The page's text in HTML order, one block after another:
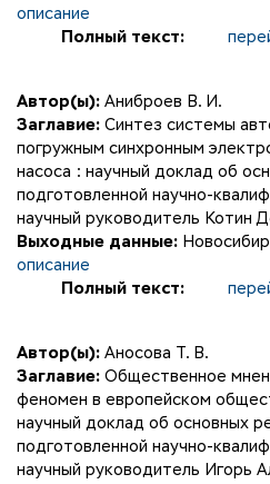
описание
Полный текст:
Автор(ы): Аниброев В. И.
Заглавие: Синтез системы
погружным синхронным
насоса : научный доклад об
подготовленной научно-
научный руководитель Котин
Выходные данные:
описание
Полный текст:
Автор(ы): Аносова Т. В.
Заглавие: Общественное
феномен в европейском
научный доклад об основных
подготовленной научно-
научный руководитель Игорь